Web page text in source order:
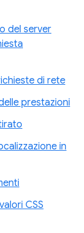
del server
di rete
prestazioni
in
CSS